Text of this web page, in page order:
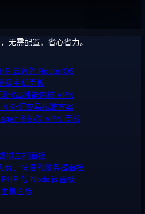
无需配置，省心省力。
云端的 RouterOS
级主机面板
现代高性能内核 VPN
4 外汇交易标准方案
多协议 VPN 面板
拟主机面板
费、快速的服务器面板
PHP 与 Node.js 面板
机面板